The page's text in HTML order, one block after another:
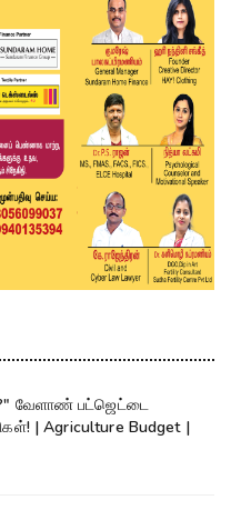
வேளாண் பட்ஜெட்டை
| Agriculture Budget |